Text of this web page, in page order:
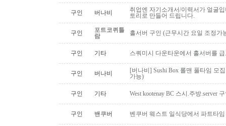
구인 버나비
취업엔 자기소개서/이력서가 얼굴
토리로 만들어 드립니다.
구인
포트코퀴틀
람
홀서버 구인 (근무시간 요일 조정가
구인 기타 스쿼미시 다운타운에서 홀서버를
구인 버나비
[버나비] Sushi Box 롤맨 풀타임 모
가능)
구인 기타 West kootenay BC 스시.주방.server
구인 밴쿠버 벤쿠버 웨스트 일식당에서 파트타